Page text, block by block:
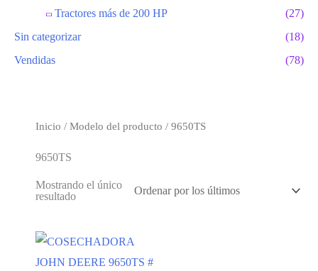
Tractores más de 200 HP
(27)
Sin categorizar
(18)
Vendidas
(78)
Inicio / Modelo del producto / 9650TS
9650TS
Mostrando el único
resultado